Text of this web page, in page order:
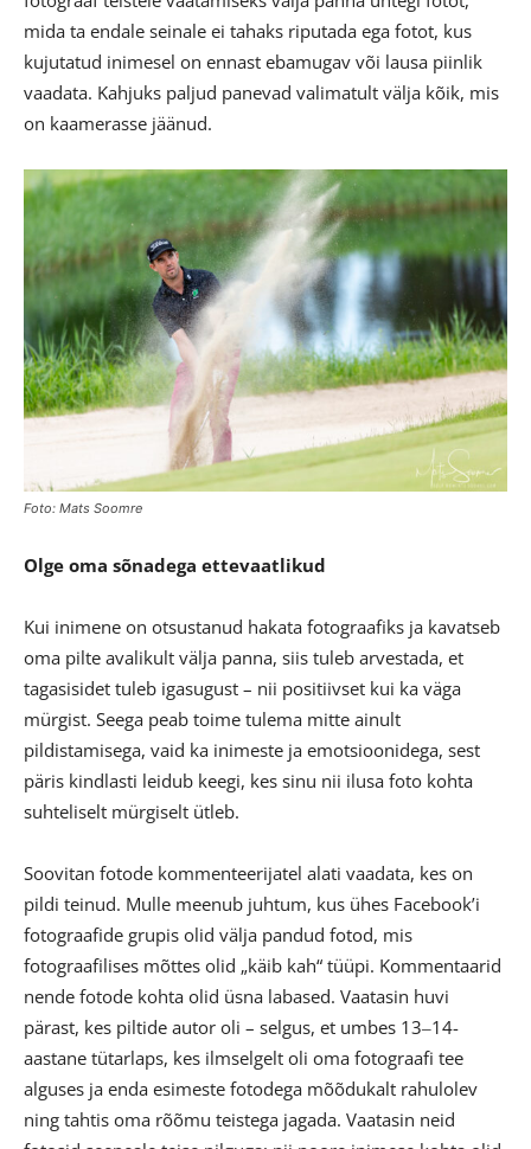
mida ta endale seinale ei tahaks riputada ega fotot, kus
kujutatud inimesel on ennast ebamugav või lausa piinlik
vaadata. Kahjuks paljud panevad valimatult välja kõik, mis
on kaamerasse jäänud.
Foto: Mats Soomre
Olge oma sõnadega ettevaatlikud
Kui inimene on otsustanud hakata fotograafiks ja kavatseb
oma pilte avalikult välja panna, siis tuleb arvestada, et
tagasisidet tuleb igasugust – nii positiivset kui ka väga
mürgist. Seega peab toime tulema mitte ainult
pildistamisega, vaid ka inimeste ja emotsioonidega, sest
päris kindlasti leidub keegi, kes sinu nii ilusa foto kohta
suhteliselt mürgiselt ütleb.
Soovitan fotode kommenteerijatel alati vaadata, kes on
pildi teinud. Mulle meenub juhtum, kus ühes Facebook’i
fotograafide grupis olid välja pandud fotod, mis
fotograafilises mõttes olid „käib kah“ tüüpi. Kommentaarid
nende fotode kohta olid üsna labased. Vaatasin huvi
pärast, kes piltide autor oli – selgus, et umbes 13‒14-
aastane tütarlaps, kes ilmselgelt oli oma fotograafi tee
alguses ja enda esimeste fotodega mõõdukalt rahulolev
ning tahtis oma rõõmu teistega jagada. Vaatasin neid